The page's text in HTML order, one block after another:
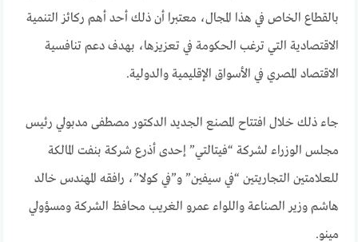
بالقطاع الخاص في هذا المجال، معتبرا أن ذلك أحد أهم ركائز التنمية
الاقتصادية التي ترغب الحكومة في تعزيزها، بهدف دعم تنافسية
الاقتصاد المصري في الأسواق الإقليمية والدولية.
جاء ذلك خلال افتتاح المصنع الجديد الدكتور مصطفى مدبولي رئيس
مجلس الوزراء لشركة “فيتالتي” إحدى أذرع شركة بنفت المالكة
للعلامتين التجاريتين “في سيفين” و”في كولا”، رافقه المهندس خالد
هاشم وزير الصناعة واللواء عمرو الغريب محافظ الشركة ومسؤولي
مينو.